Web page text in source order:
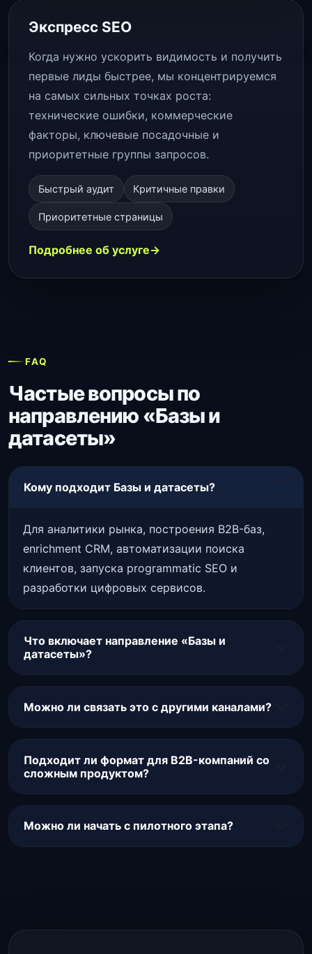
Экспресс SEO
Когда нужно ускорить видимость и получить
первые лиды быстрее, мы концентрируемся
на самых сильных точках роста:
технические ошибки, коммерческие
факторы, ключевые посадочные и
приоритетные группы запросов.
Быстрый аудит Критичные правки
Приоритетные страницы
Подробнее об услуге
FAQ
Частые вопросы по
направлению «Базы и
датасеты»
Кому подходит Базы и датасеты?
Для аналитики рынка, построения B2B-баз,
enrichment CRM, автоматизации поиска
клиентов, запуска programmatic SEO и
разработки цифровых сервисов.
Что включает направление «Базы и
датасеты»?
Можно ли связать это с другими каналами?
Подходит ли формат для B2B-компаний со
сложным продуктом?
Можно ли начать с пилотного этапа?